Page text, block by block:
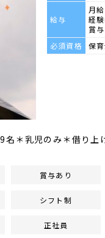
給与
月
経
賞
必須資格
保
＊乳児のみ＊借り上
賞与あり
シフト制
正社員